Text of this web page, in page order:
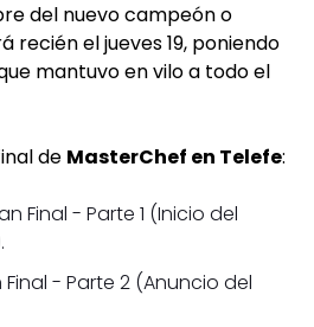
del nuevo campeón o
recién el jueves 19, poniendo
mantuvo en vilo a todo el
de MasterChef en Telefe:
Final - Parte 1 (Inicio del
Final - Parte 2 (Anuncio del